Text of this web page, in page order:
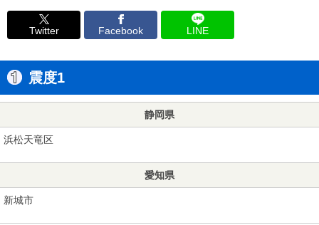
Twitter Facebook LINE
震度1
静岡県
浜松天竜区
愛知県
新城市